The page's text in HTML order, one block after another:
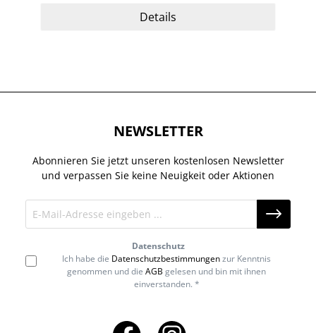
Details
NEWSLETTER
Abonnieren Sie jetzt unseren kostenlosen Newsletter
und verpassen Sie keine Neuigkeit oder Aktionen
Datenschutz
Ich habe die Datenschutzbestimmungenzur Kenntnis
genommen und die AGB gelesen und bin mit ihnen
einverstanden. *